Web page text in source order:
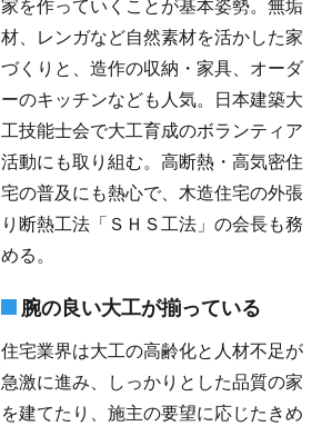
家を作っていくことが基本姿勢。無垢
材、レンガなど自然素材を活かした家
づくりと、造作の収納・家具、オーダ
ーのキッチンなども人気。日本建築大
工技能士会で大工育成のボランティア
活動にも取り組む。高断熱・高気密住
宅の普及にも熱心で、木造住宅の外張
り断熱工法「ＳＨＳ工法」の会長も務
める。
腕の良い大工が揃っている
住宅業界は大工の高齢化と人材不足が
急激に進み、しっかりとした品質の家
を建てたり、施主の要望に応じたきめ